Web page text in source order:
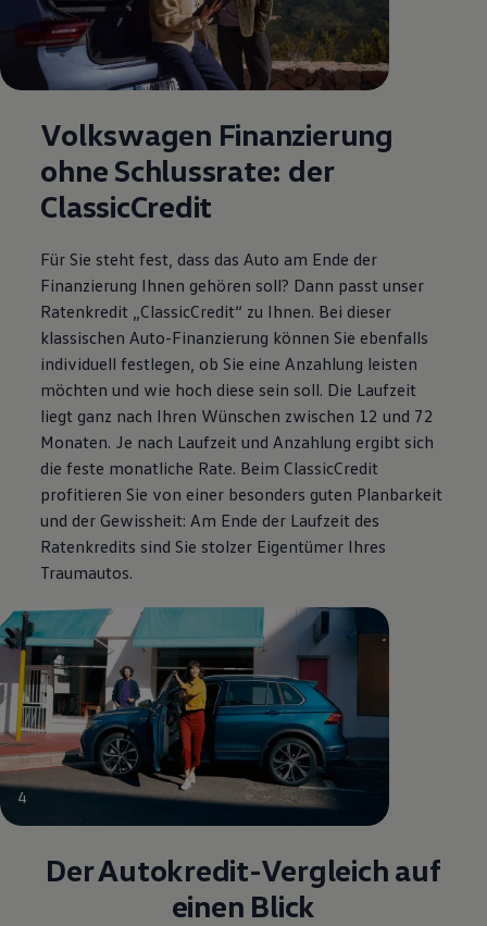
Volkswagen Finanzierung
ohne Schlussrate: der
ClassicCredit
Für Sie steht fest, dass das Auto am Ende der
Finanzierung Ihnen gehören soll? Dann passt unser
Ratenkredit „ClassicCredit“ zu Ihnen. Bei dieser
klassischen Auto-Finanzierung können Sie ebenfalls
individuell festlegen, ob Sie eine Anzahlung leisten
möchten und wie hoch diese sein soll. Die Laufzeit
liegt ganz nach Ihren Wünschen zwischen 12 und 72
Monaten. Je nach Laufzeit und Anzahlung ergibt sich
die feste monatliche Rate. Beim ClassicCredit
profitieren Sie von einer besonders guten Planbarkeit
und der Gewissheit: Am Ende der Laufzeit des
Ratenkredits sind Sie stolzer Eigentümer Ihres
Traumautos.
4
Der Autokredit-Vergleich auf
einen Blick